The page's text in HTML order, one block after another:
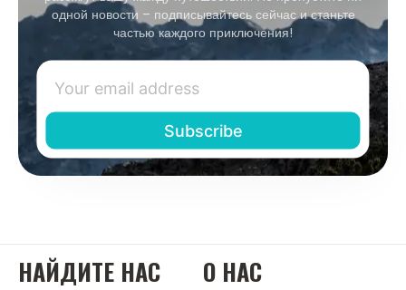
одной новости – подписывайтесь сейчас и станьте
частью каждого приключения!
НАЙДИТЕ НАС О НАС